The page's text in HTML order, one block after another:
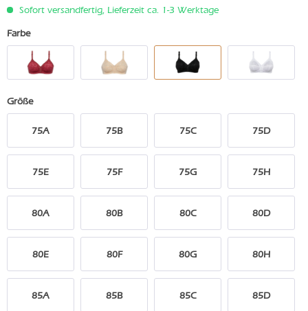
Sofort versandfertig, Lieferzeit ca. 1-3 Werktage
Farbe
Größe
75A 75B 75C 75D
75E 75F 75G 75H
80A 80B 80C 80D
80E 80F 80G 80H
85A 85B 85C 85D